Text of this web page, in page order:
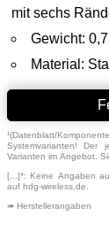
mit sechs
Gewicht:
Material:
¹(Datenblatt/
Systemvarianten! Der
Varianten im Angebot.
[...]*: Keine Angaben
auf hdg-wireless.de.
➠ Herstellerangaben